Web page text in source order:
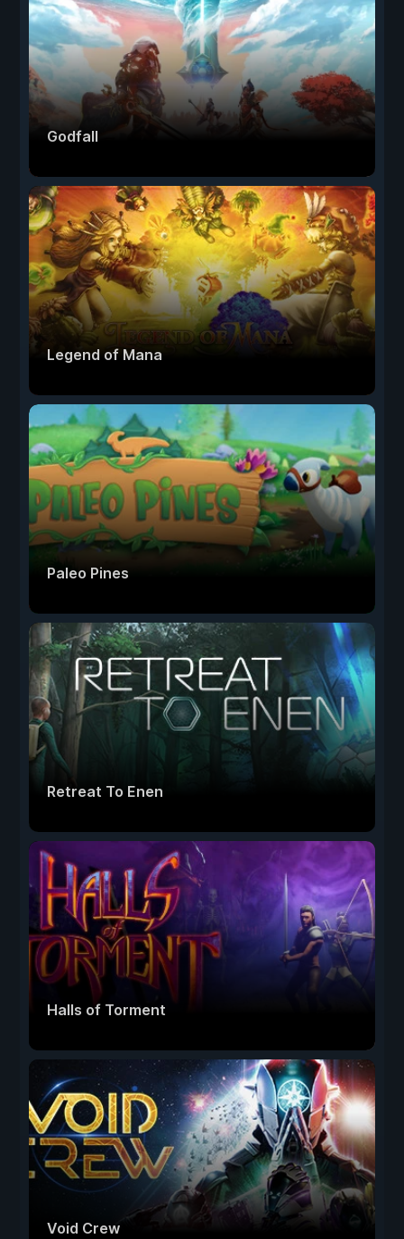
Godfall
Legend of Mana
Paleo Pines
Retreat To Enen
Halls of Torment
Void Crew